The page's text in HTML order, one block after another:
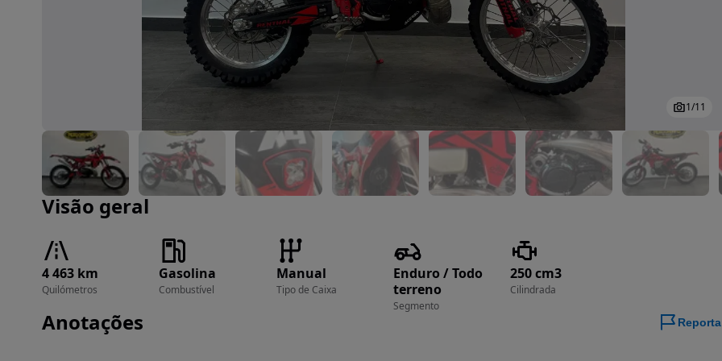
Imagem 1 de 11
1/11
Visão geral
4 463 km
Quilómetros
Gasolina
Combustível
Manual
Tipo de Caixa
Enduro / Todo
terreno
Segmento
250 cm3
Cilindrada
Anotações